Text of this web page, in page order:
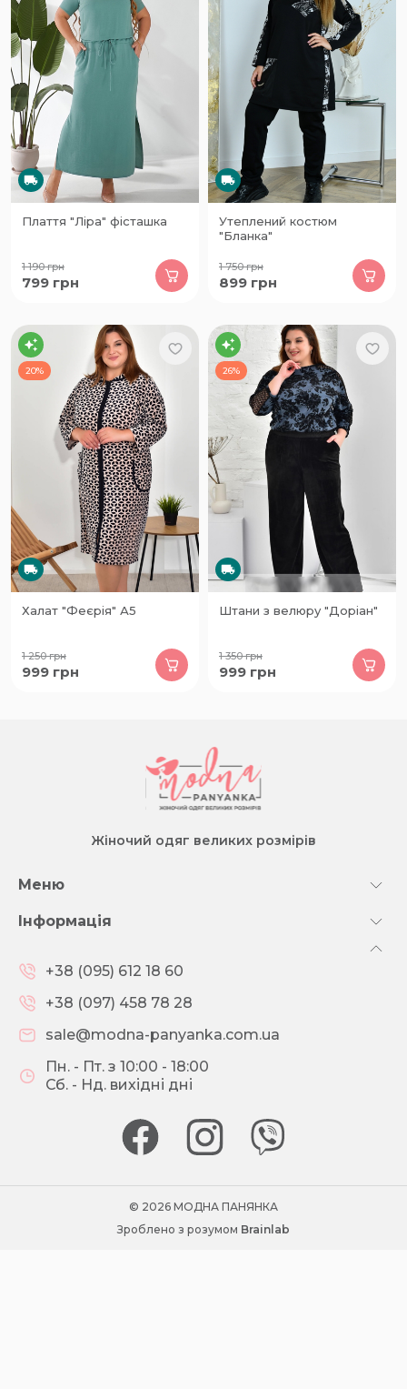
Плаття "Ліра" фісташка
1 190грн
799 грн
Утеплений костюм
"Бланка"
1 750грн
899 грн
20%
Халат "Феєрія" А5
1 250грн
999 грн
26%
Штани з велюру "Доріан"
1 350грн
999 грн
Жіночий одяг великих розмірів
Меню
Інформація
+38 (095) 612 18 60
+38 (097) 458 78 28
sale@modna-panyanka.com.ua
Пн. - Пт. з 10:00 - 18:00
Сб. - Нд. вихідні дні
© 2026 МОДНА ПАНЯНКА
Зроблено з розумом Brainlab